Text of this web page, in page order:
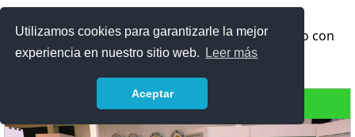
Utilizamos cookies para garantizarle la mejor
experiencia en nuestro sitio web.
Leer más
Aceptar
Chubut
Ideas para salir en vacaciones de verano e invierno con
los chicos en Chubut.